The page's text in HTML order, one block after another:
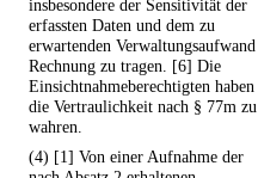
insbesondere der Sensitivität der
erfassten Daten und dem zu
erwartenden Verwaltungsaufwand
Rechnung zu tragen. [6] Die
Einsichtnahmeberechtigten haben
die Vertraulichkeit nach § 77m zu
wahren.
(4) [1] Von einer Aufnahme der